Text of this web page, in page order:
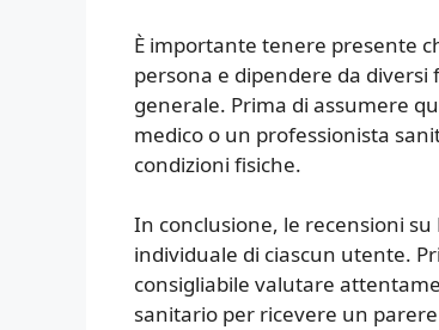
È importante tenere presente
persona e dipendere da diversi
generale. Prima di assumere
medico o un professionista
condizioni fisiche.
In conclusione, le recensioni
individuale di ciascun utente.
consigliabile valutare
sanitario per ricevere un